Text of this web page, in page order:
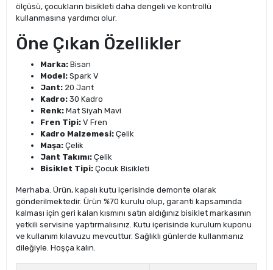
ölçüsü, çocukların bisikleti daha dengeli ve kontrollü
kullanmasına yardımcı olur.
Öne Çıkan Özellikler
Marka: Bisan
Model: Spark V
Jant: 20 Jant
Kadro: 30 Kadro
Renk: Mat Siyah Mavi
Fren Tipi: V Fren
Kadro Malzemesi: Çelik
Maşa: Çelik
Jant Takımı: Çelik
Bisiklet Tipi: Çocuk Bisikleti
Merhaba. Ürün, kapalı kutu içerisinde demonte olarak
gönderilmektedir. Ürün %70 kurulu olup, garanti kapsamında
kalması için geri kalan kısmını satın aldığınız bisiklet markasının
yetkili servisine yaptırmalısınız. Kutu içerisinde kurulum kuponu
ve kullanım kılavuzu mevcuttur. Sağlıklı günlerde kullanmanız
dileğiyle. Hoşça kalın.